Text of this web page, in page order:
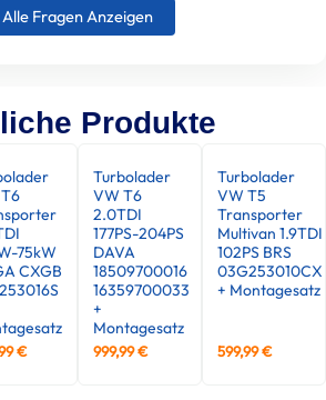
Alle Fragen Anzeigen
Produkte
75kW
CXGB
€
Turbolader
VW T6
2.0TDI
177PS-204PS
DAVA
18509700016
16359700033
+
Montagesatz
999,99€
Turbolader
VW T5
Transporter
Multivan 1.9TDI
102PS BRS
03G253010CX
+ Montagesatz
599,99€